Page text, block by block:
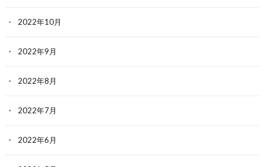
2022年10月
2022年9月
2022年8月
2022年7月
2022年6月